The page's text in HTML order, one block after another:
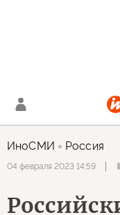
ИноСМИ Россия
04 февраля 2023 14:59